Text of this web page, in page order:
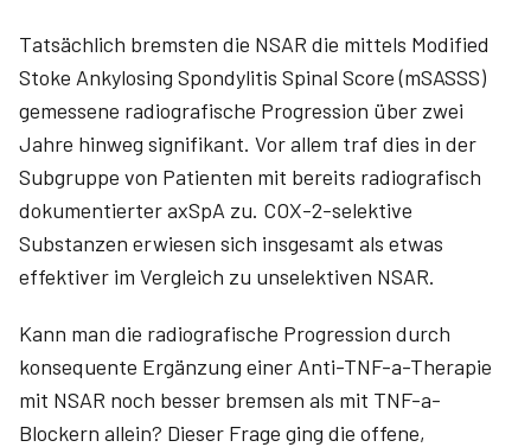
Tatsächlich bremsten die NSAR die mittels Modified
Stoke Ankylosing Spondylitis Spinal Score (mSASSS)
gemessene radiografische Progression über zwei
Jahre hinweg signifikant. Vor allem traf dies in der
Subgruppe von Patienten mit bereits radiografisch
dokumentierter axSpA zu. COX-2-selektive
Substanzen erwiesen sich insgesamt als etwas
effektiver im Vergleich zu unselektiven NSAR.
Kann man die radiografische Progression durch
konsequente Ergänzung einer Anti-TNF-a-Therapie
mit NSAR noch besser bremsen als mit TNF-a-
Blockern allein? Dieser Frage ging die offene,